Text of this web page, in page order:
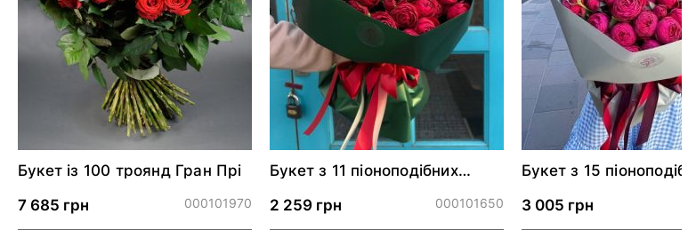
Букет із 100 троянд Гран Прі
7 685 грн
000101970
Букет з 11 піоноподібних
2 259 грн
000101650
Букет з 15
3 005 грн